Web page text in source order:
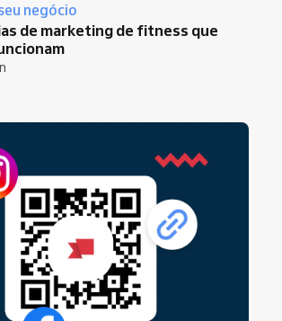
negócio
de marketing de fitness que